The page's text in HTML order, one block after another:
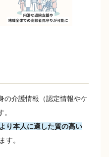
の介護情報（認定情報やケ
り本人に適した質の高い
す。